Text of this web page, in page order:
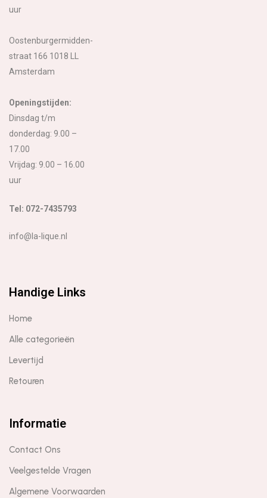
uur
Oostenburgermidden-
straat 166 1018 LL
Amsterdam
Openingstijden:
Dinsdag t/m
donderdag: 9.00 –
17.00
Vrijdag: 9.00 – 16.00
uur
Tel: 072-7435793
info@la-lique.nl
Handige Links
Home
Alle categorieën
Levertijd
Retouren
Informatie
Contact Ons
Veelgestelde Vragen
Algemene Voorwaarden